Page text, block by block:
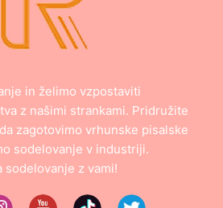
in želimo vzpostaviti
z našimi strankami. Pridružite
zagotovimo vrhunske pisalske
sodelovanje v industriji.
sodelovanje z vami!